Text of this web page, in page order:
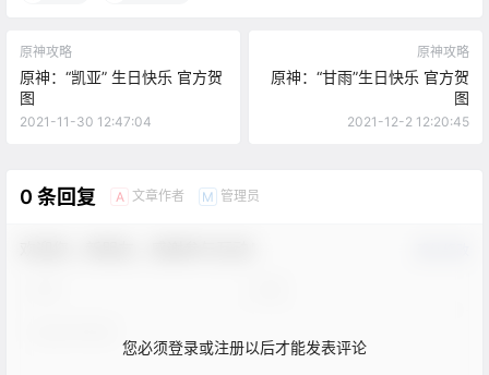
原神攻略
原神：“凯亚” 生日快乐 官方贺
图
2021-11-30 12:47:04
原神攻略
原神：“甘雨”生日快乐 官方贺
图
2021-12-2 12:20:45
0 条回复 A 文章作者 M 管理员
您必须登录或注册以后才能发表评论